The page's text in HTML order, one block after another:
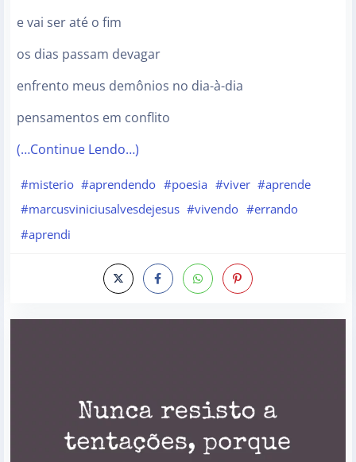
e vai ser até o fim
os dias passam devagar
enfrento meus demônios no dia-à-dia
pensamentos em conflito
(…Continue Lendo…)
#misterio #aprendendo #poesia #viver #aprende
#marcusviniciusalvesdejesus #vivendo #errando
#aprendi